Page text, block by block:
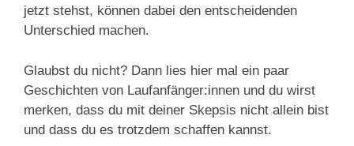
jetzt stehst, können dabei den entscheidenden
Unterschied machen.
Glaubst du nicht? Dann lies hier mal ein paar
Geschichten von Laufanfänger:innen und du wirst
merken, dass du mit deiner Skepsis nicht allein bist
und dass du es trotzdem schaffen kannst.